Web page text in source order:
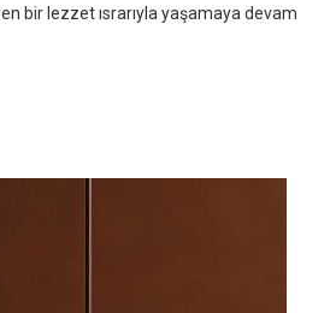
bir lezzet ısrarıyla yaşamaya devam